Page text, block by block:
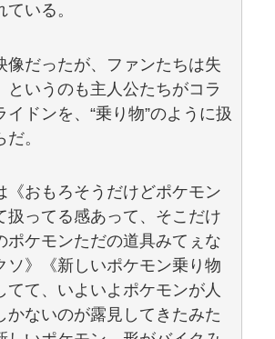
いる。
像だったが、ファンたちは失
というのも主人公たちがコラ
イドンを、“乗り物”のように扱
。
《おもろそうだけどポケモン
扱ってる感あって、そこだけ
ポケモンただの道具みてぇな
ソ》《新しいポケモン乗り物
てて、いよいよポケモンが人
かないのが露見してきたみた